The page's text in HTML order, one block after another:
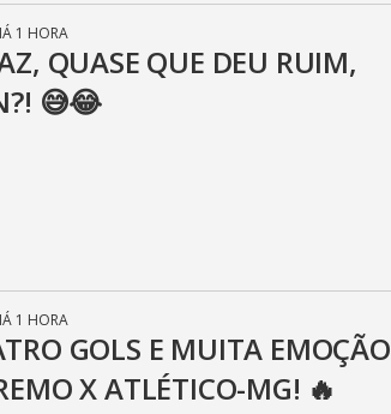
1 HORA
QUASE QUE DEU RUIM,
😅😂⁣
1 HORA
GOLS E MUITA EMOÇÃO
X ATLÉTICO-MG! 🔥